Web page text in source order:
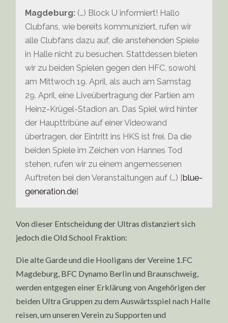
Magdeburg: (…) Block U informiert! Hallo
Clubfans, wie bereits kommuniziert, rufen wir
alle Clubfans dazu auf, die anstehenden Spiele
in Halle nicht zu besuchen. Stattdessen bieten
wir zu beiden Spielen gegen den HFC, sowohl
am Mittwoch 19. April, als auch am Samstag
29. April, eine Liveübertragung der Partien am
Heinz-Krügel-Stadion an. Das Spiel wird hinter
der Haupttribüne auf einer Videowand
übertragen, der Eintritt ins HKS ist frei. Da die
beiden Spiele im Zeichen von Hannes Tod
stehen, rufen wir zu einem angemessenen
Auftreten bei den Veranstaltungen auf (…) [blue-
generation.de]
Von dieser Entscheidung der Ultras distanziert sich
jedoch die Old School Fraktion:
Die alte Garde und die Hooligans der Vereine 1.FC
Magdeburg, BFC Dynamo Berlin und Braunschweig,
werden entgegen einer Erklärung von Angehörigen der
beiden Ultra Gruppen zu dem Auswärtsspiel nach Halle
reisen, um unseren Verein zu Supporten und